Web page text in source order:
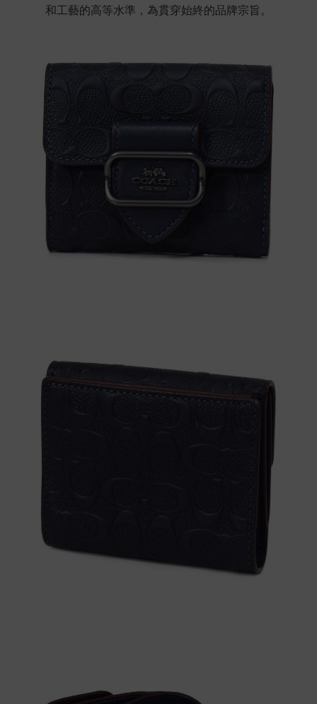
和工藝的高等水準，為貫穿始終的品牌宗旨。